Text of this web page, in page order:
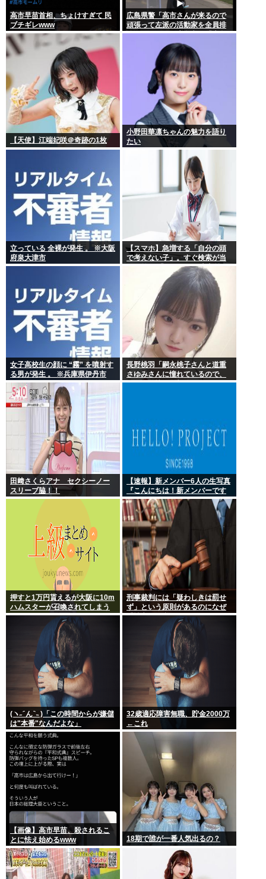
高市早苗首相、ちょけすぎて 民
ブチギレwww
広島県警「高市さんが来るので
頑張って左派の活動家を全員排
除しました！」広島市民「広島
から出てけ！」結局ヤジが飛ぶ
【天使】江端妃咲＠奇跡の1枚
小野田華凛ちゃんの魅力を語り
たい
立っている 全裸が発生 。 ※大阪
府泉大津市
【スマホ】急増する「自分の頭
で考えない子」。すぐ検索が当
たり前に 「タイパ」至上主義
女子高校生の顔に “霧” を噴射す
る男が発生 。 ※兵庫県伊丹市
長野桃羽「嗣永桃子さんと道重
さゆみさんに憧れているので、
ふたりの憧れの部分をぎゅっと
田﨑さくらアナ セクシーノー
スリーブ脇！！
【速報】新メンバー6人の生写真
『こんにちは！新メンバーです
☆』
押すと1万円貰えるが大阪に10m
ハムスターが召喚されてしまう
ボタン
刑事裁判には「疑わしきは罰せ
ず」という原則があるのになぜ
「性交の同意がなかった」とい
う確かめようが無いもので有罪
になるの？
(ヽ˶ ᷇ ん ᷆ ˵ )「この時間からが嫌儲
は"本番"なんだよな」
32歳適応障害無職、貯金2000万
←これ
【画像】高市早苗、殺されるこ
とに怯え始めるwww
18期で誰が一番人気出るの？